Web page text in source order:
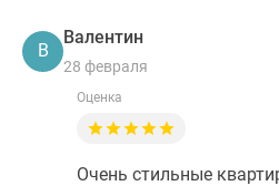
В
Валентин
28 февраля
Оценка
Очень стильные